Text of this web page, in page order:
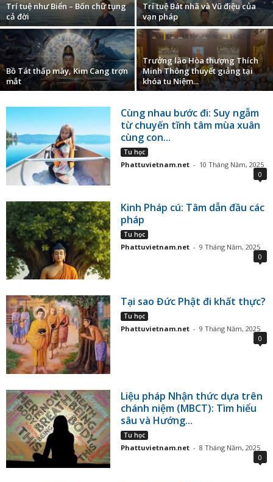
Trí tuệ như Biển – Bốn chữ tụng
cả đời
Trí tuệ Bát nhã và Vũ điệu của
vạn pháp
Bồ Tát thấp mày, Kim Cang trợn
mắt
Trưởng lão Hòa thượng Thích
Minh Thông thuyết giảng tại
khóa tu Niệm...
Cùng nhau bước đi: Suy ngẫm
từ chuyến tĩnh tâm mùa xuân
cùng con...
Tu học
Phattuvietnam.net - 10 Tháng Năm, 2025
0
Kinh Pháp cú: Tâm dẫn đầu các
pháp
Tu học
Phattuvietnam.net - 9 Tháng Năm, 2025
0
Tại sao Đức Phật đi khất thực?
Tu học
Phattuvietnam.net - 9 Tháng Năm, 2025
0
Liệu pháp Nhận thức dựa trên
chánh niệm (MBCT): Tìm hiểu
sâu và Hướng...
Tu học
Phattuvietnam.net - 8 Tháng Năm, 2025
0